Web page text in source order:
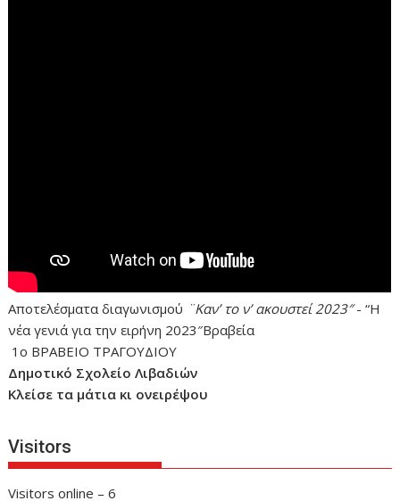
Αποτελέσματα διαγωνισμού ¨Καν’ το ν’ ακουστεί 2023″- “Η
νέα γενιά για την ειρήνη 2023″Βραβεία
1ο ΒΡΑΒΕΙΟ ΤΡΑΓΟΥΔΙΟΥ
Δημοτικό Σχολείο Λιβαδιών
Κλείσε τα μάτια κι ονειρέψου
Visitors
Visitors online – 6